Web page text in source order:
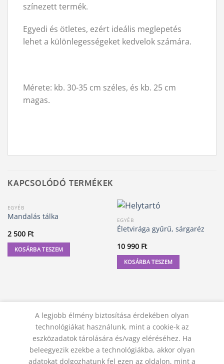
színezett termék.
Egyedi és ötletes, ezért ideális meglepetés
lehet a különlegességeket kedvelok számára.
Mérete: kb. 30-35 cm széles, és kb. 25 cm
magas.
KAPCSOLÓDÓ TERMÉKEK
EGYÉB
Mandalás tálka
2 500 Ft
KOSÁRBA TESZEM
EGYÉB
Életvirága gyűrű, sárgaréz
10 990 Ft
KOSÁRBA TESZEM
KAPCSOLAT ADATVÉDELMI NYILATKOZAT ÁSZF
A legjobb élmény biztosítása érdekében olyan
technológiákat használunk, mint a cookie-k az
eszközadatok tárolására és/vagy eléréséhez. Ha
beleegyezik ezekbe a technológiákba, akkor olyan
adatokat dolgozhatunk fel ezen az oldalon, mint a